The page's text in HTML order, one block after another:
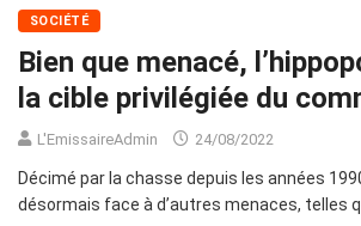
SOCIÉTÉ
Bien que menacé,
la cible privilégiée du
L'EmissaireAdmin 24/08/2022
Décimé par la chasse depuis les années
désormais face à d’autres menaces, telles